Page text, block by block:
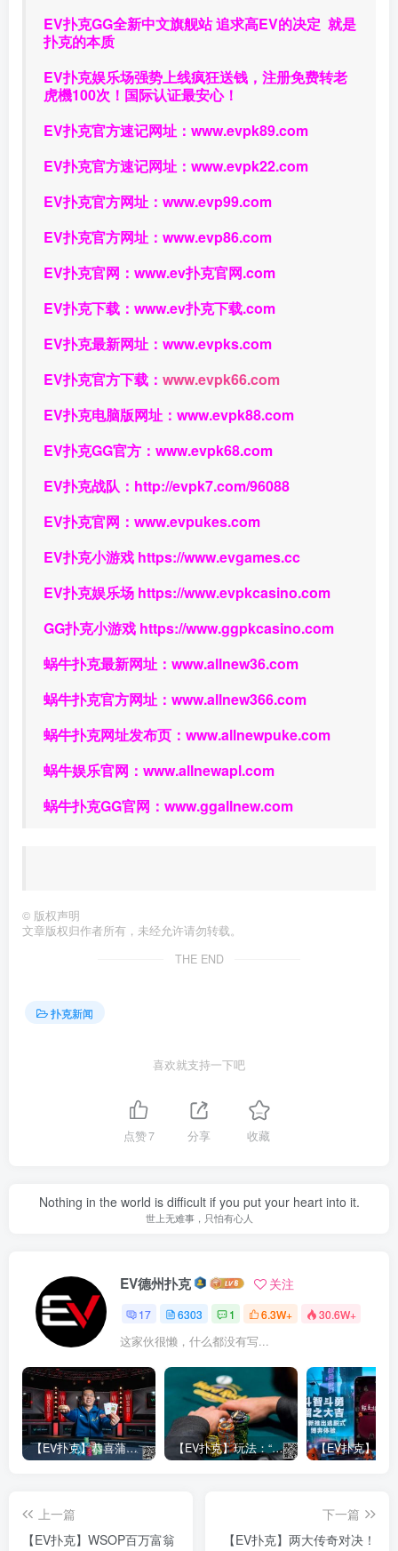
EV扑克GG全新中文旗舰站追求高EV的决定 就是
扑克的本质
EV扑克娱乐场强势上线疯狂送钱，注册免费转老
虎機100次！国际认证最安心！
EV扑克官方速记网址： www.evpk89.com
EV扑克官方速记网址： www.evpk22.com
EV扑克官方网址： www.evp99.com
EV扑克官方网址： www.evp86.com
EV扑克官网： www.ev扑克官网.com
EV扑克下载： www.ev扑克下载.com
EV扑克最新网址： www.evpks.com
EV扑克官方下载： www.evpk66.com
EV扑克电脑版网址： www.evpk88.com
EV扑克GG官方： www.evpk68.com
EV扑克战队： http://evpk7.com/96088
EV扑克官网： www.evpukes.com
EV扑克小游戏 https://www.evgames.cc
EV扑克娱乐场 https://www.evpkcasino.com
GG扑克小游戏 https://www.ggpkcasino.com
蜗牛扑克最新网址： www.allnew36.com
蜗牛扑克官方网址： www.allnew366.com
蜗牛扑克网址发布页： www.allnewpuke.com
蜗牛娱乐官网： www.allnewapl.com
蜗牛扑克GG官网： www.ggallnew.com
© 版权声明
文章版权归作者所有，未经允许请勿转载。
THE END
扑克新闻
喜欢就支持一下吧
点赞7 分享 收藏
Nothing in the world is difficult if you put your heart into it.
世上无难事，只怕有心人
EV德州扑克 关注
17 6303 1 6.3W+ 30.6W+
这家伙很懒，什么都没有写...
【EV扑克】恭喜蒲蔚然赛事#65夺冠，收获国人2023WSOP第六条金手链，奖金93万刀！ 【EV扑克】玩法：“松弱鱼/松凶鱼打法”的基本攻略
上一篇
【EV扑克】WSOP百万富翁
下一篇
【EV扑克】两大传奇对决！